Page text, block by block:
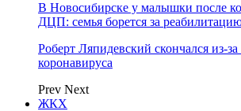
В Новосибирске у малышки после
ДЦП: семья борется за
Роберт Ляпидевский скончался из-
коронавируса
Prev Next
ЖКХ